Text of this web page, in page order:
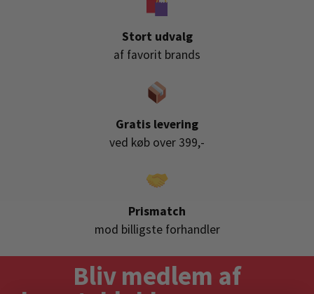
Stort udvalg
af favorit brands
Gratis levering
ved køb over 399,-
Prismatch
mod billigste forhandler
Bliv medlem af